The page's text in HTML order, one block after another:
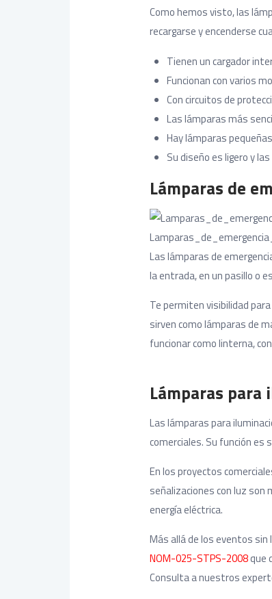
Como hemos visto, las
recargarse y encenderse
Tienen un cargador
Funcionan con varios
Con circuitos de
Las lámparas más
Hay lámparas
Su diseño es ligero y
Lámparas de
Las lámparas de
la entrada, en un pasillo o
Te permiten visibilidad
sirven como lámparas de
funcionar como linterna,
Lámparas para
Las lámparas para
comerciales. Su función es
En los proyectos
señalizaciones con luz son
energía eléctrica.
Más allá de los eventos sin
NOM-025-STPS-2008que
Consulta a nuestros